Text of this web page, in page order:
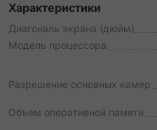
Характеристики
Диагональ экрана (дюйм)
Модель процессора
Разрешение основных камер
Объем оперативной памяти